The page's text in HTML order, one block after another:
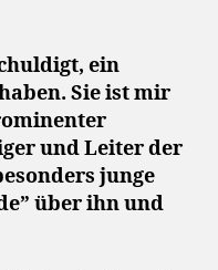
ein
Sie ist mir
und Leiter der
junge
über ihn und